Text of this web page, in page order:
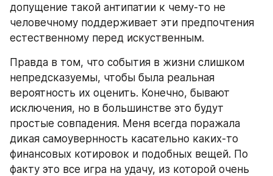
допущение такой антипатии к чему-то не
человечному поддерживает эти предпочтения
естественному перед искуственным.
Правда в том, что события в жизни слишком
непредсказуемы, чтобы была реальная
вероятность их оценить. Конечно, бывают
исключения, но в большинстве это будут
простые совпадения. Меня всегда поражала
дикая самоувернность касательно каких-то
финансовых котировок и подобных вещей. По
факту это все игра на удачу, из которой очень